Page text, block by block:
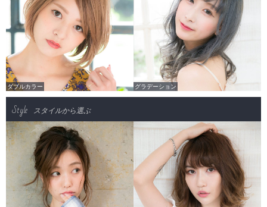
ダブルカラー グラデーション
Style スタイルから選ぶ